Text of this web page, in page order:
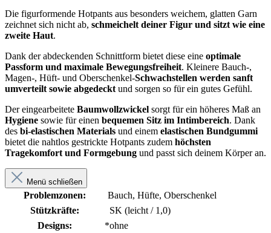
Die figurformende Hotpants aus besonders weichem, glatten Garn
zeichnet sich nicht ab, schmeichelt deiner Figur und sitzt wie eine
zweite Haut.
Dank der abdeckenden Schnittform bietet diese eine optimale
Passform und maximale Bewegungsfreiheit. Kleinere Bauch-,
Magen-, Hüft- und Oberschenkel-Schwachstellen werden sanft
umverteilt sowie abgedeckt und sorgen so für ein gutes Gefühl.
Der eingearbeitete Baumwollzwickel sorgt für ein höheres Maß an
Hygiene sowie für einen bequemen Sitz im Intimbereich. Dank
des bi-elastischen Materials und einem elastischen Bundgummi
bietet die nahtlos gestrickte Hotpants zudem höchsten
Tragekomfort und Formgebung und passt sich deinem Körper an.
Menü schließen
Problemzonen:
Bauch, Hüfte, Oberschenkel
Stützkräfte:
SK (leicht / 1,0)
Designs:
*ohne